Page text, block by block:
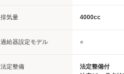
排気量 4000cc
過給器設定モデル ○
法定整備
法定整備付